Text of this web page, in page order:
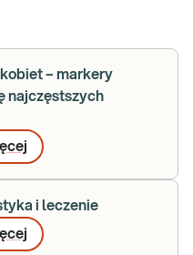
– markery
najczęstszych
i leczenie